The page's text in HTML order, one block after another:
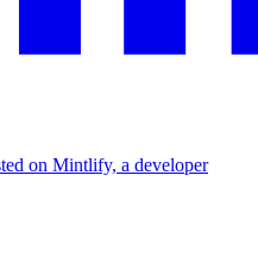
on Mintlify, a developer